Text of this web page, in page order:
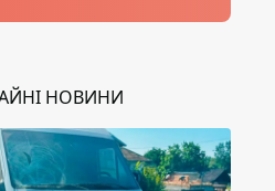
НОВИНИ